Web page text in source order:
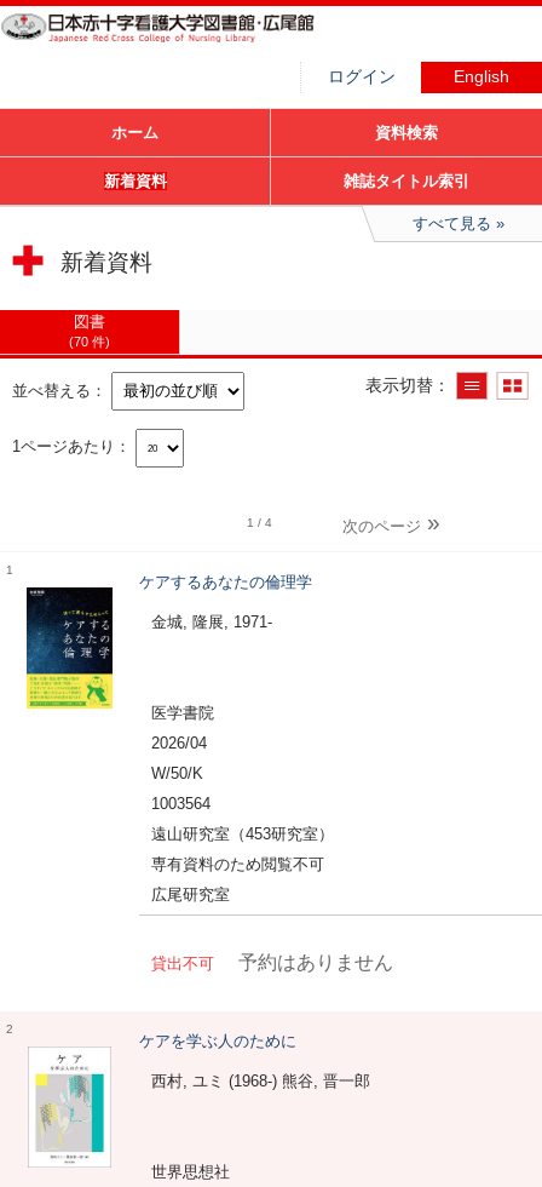
ログイン English
ホーム 資料検索
新着資料 雑誌タイトル索引
すべて見る
新着資料
図書
70 件
並べ替える 表示切替
1ページあたり
1 / 4 次のページ
1
ケアするあなたの倫理学
金城, 隆展, 1971-
医学書院
2026/04
W/50/K
1003564
遠山研究室（453研究室）
専有資料のため閲覧不可
広尾研究室
貸出不可 予約はありません
2
ケアを学ぶ人のために
西村, ユミ (1968-) 熊谷, 晋一郎
世界思想社